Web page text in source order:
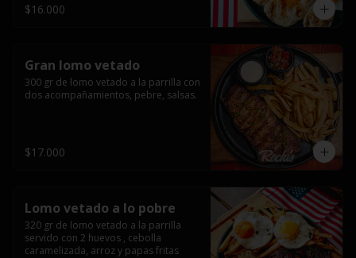
$16.000
Gran lomo vetado
300 gr de lomo vetado a la parrilla con
dos acompañamientos, pebre, salsas.
$17.000
Lomo vetado a lo pobre
320 gr de lomo vetado a la parrilla
servido con 2 huevos , cebolla
caramelizada, arroz y papas fritas